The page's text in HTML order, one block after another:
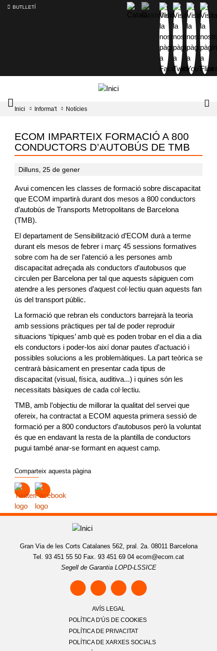
BUTLLETÍ
Mobile
menu
Inici Informa't Notícies
ECOM IMPARTEIX FORMACIÓ A 800
CONDUCTORS D’AUTOBÚS DE TMB
Dilluns, 25 de gener
Avui comencen les classes de formació sobre discapacitat
que ECOM impartirà durant dos mesos a 800 conductors
d’autobús de Transports Metropolitans de Barcelona
(TMB).
El departament de Sensibilització d’ECOM durà a terme
durant els mesos de febrer i març 45 sessions formatives
sobre com ha de ser l’atenció a les persones amb
discapacitat adreçada als conductors d’autobusos que
circulen per Barcelona per tal que aquests sàpiguen com
atendre a les persones d’aquest col·lectiu quan aquests fan
ús del transport públic.
La formació que rebran els conductors barrejarà la teoria
amb sessions pràctiques per tal de poder reproduir
situacions ‘típiques’ amb què es poden trobar en el dia a dia
els conductors i poder-los així donar pautes d’actuació i
possibles solucions a les problemàtiques. La part teòrica se
centrarà bàsicament en presentar cada tipus de
discapacitat (visual, física, auditiva...) i quines són les
necessitats bàsiques de cada col·lectiu.
TMB, amb l’objectiu de millorar la qualitat del servei que
ofereix, ha contractat a ECOM aquesta primera sessió de
formació per a 800 conductors d’autobusos però la voluntat
és que en endavant la resta de la plantilla de conductors
pugui també anar-se formant en aquest camp.
Comparteix aquesta pàgina
Gran Via de les Corts Catalanes 562, pral. 2a. 08011 Barcelona
Tel. 93 451 55 50 Fax. 93 451 69 04 ecom@ecom.cat
Segell de Garantia LOPD-LSSICE
AVÍS LEGAL
POLÍTICA D'ÚS DE COOKIES
POLÍTICA DE PRIVACITAT
POLÍTICA DE XARXES SOCIALS